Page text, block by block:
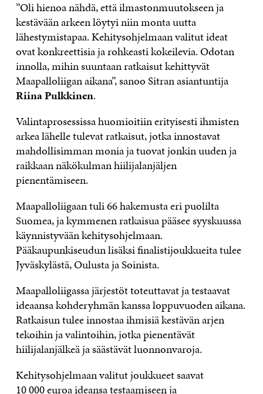
”Oli hienoa nähdä, että ilmastonmuutokseen ja
kestävään arkeen löytyi niin monta uutta
lähestymistapaa. Kehitysohjelmaan valitut ideat
ovat konkreettisia ja rohkeasti kokeilevia. Odotan
innolla, mihin suuntaan ratkaisut kehittyvät
Maapalloliigan aikana”, sanoo Sitran asiantuntija
Riina Pulkkinen.
Valintaprosessissa huomioitiin erityisesti ihmisten
arkea lähelle tulevat ratkaisut, jotka innostavat
mahdollisimman monia ja tuovat jonkin uuden ja
raikkaan näkökulman hiilijalanjäljen
pienentämiseen.
Maapalloliigaan tuli 66 hakemusta eri puolilta
Suomea, ja kymmenen ratkaisua pääsee syyskuussa
käynnistyvään kehitysohjelmaan.
Pääkaupunkiseudun lisäksi finalistijoukkueita tulee
Jyväskylästä, Oulusta ja Soinista.
Maapalloliigassa järjestöt toteuttavat ja testaavat
ideaansa kohderyhmän kanssa loppuvuoden aikana.
Ratkaisun tulee innostaa ihmisiä kestävän arjen
tekoihin ja valintoihin, jotka pienentävät
hiilijalanjälkeä ja säästävät luonnonvaroja.
Kehitysohjelmaan valitut joukkueet saavat
10 000 euroa ideansa testaamiseen ja